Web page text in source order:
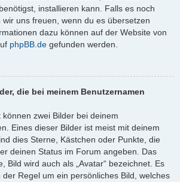
installieren kann. Falls es noch
uns freuen, wenn du es übersetzen
dazu können auf der Website von
phpBB.de gefunden werden.
die bei meinem Benutzernamen
zwei Bilder bei deinem
Eines dieser Bilder ist meist mit deinem
dies Sterne, Kästchen oder Punkte, die
deinen Status im Forum angeben. Das
Bild wird auch als „Avatar“ bezeichnet. Es
Regel um ein persönliches Bild, welches